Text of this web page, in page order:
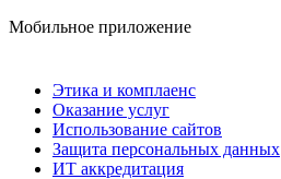
Мобильное приложение
Этика и комплаенс
Оказание услуг
Использование сайтов
Защита персональных данных
ИТ аккредитация